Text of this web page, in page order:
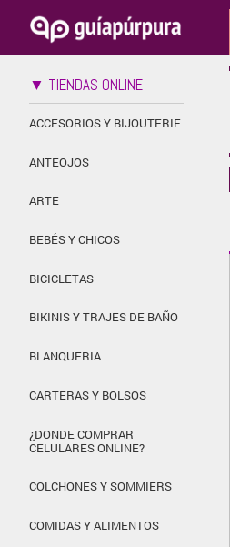
▼ TIENDAS ONLINE
ACCESORIOS Y BIJOUTERIE
ANTEOJOS
ARTE
BEBÉS Y CHICOS
BICICLETAS
BIKINIS Y TRAJES DE BAÑO
BLANQUERIA
CARTERAS Y BOLSOS
¿DONDE COMPRAR
CELULARES ONLINE?
COLCHONES Y SOMMIERS
COMIDAS Y ALIMENTOS